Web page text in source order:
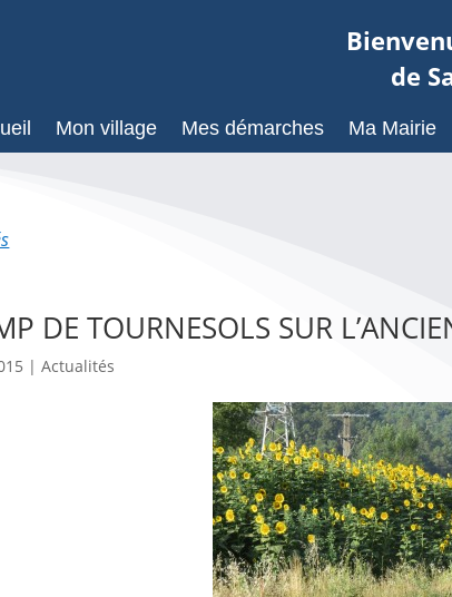
de
Mon village Mes démarches Ma Mairie
DE TOURNESOLS SUR
|Actualités